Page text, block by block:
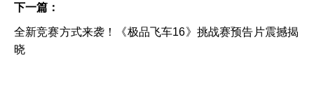
下一篇：
全新竞赛方式来袭！《极品飞车16》挑战赛预告片震撼揭
晓